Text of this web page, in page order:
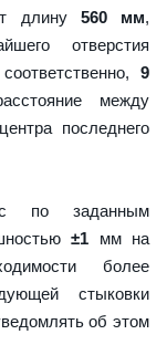
длину 560 мм,
отверстия
9
между
последнего
по заданным
±1 мм на
более
стыковки
об этом